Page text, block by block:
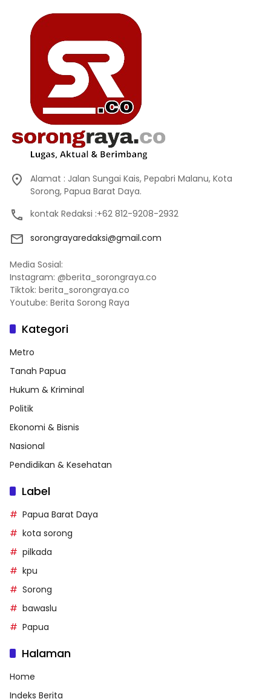
Alamat : Jalan Sungai Kais, Pepabri Malanu, Kota
Sorong, Papua Barat Daya.
kontak Redaksi :+62 812-9208-2932
sorongrayaredaksi@gmail.com
Media Sosial:
Instagram: @berita_sorongraya.co
Tiktok: berita_sorongraya.co
Youtube: Berita Sorong Raya
Kategori
Metro
Tanah Papua
Hukum & Kriminal
Politik
Ekonomi & Bisnis
Nasional
Pendidikan & Kesehatan
Label
Papua Barat Daya
kota sorong
pilkada
kpu
Sorong
bawaslu
Papua
Halaman
Home
Indeks Berita